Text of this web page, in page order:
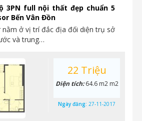
3PN full nội thất đẹp chuẩn 5
Bến Vân Đồn
nằm ở vị trí đắc địa đối diện trụ sở
và trung…
22 Triệu
Diện tích:64.6 m2 m2
Ngày đăng: 27-11-2017